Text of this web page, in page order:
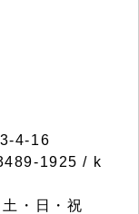
4-16
1925 / k
・日・祝